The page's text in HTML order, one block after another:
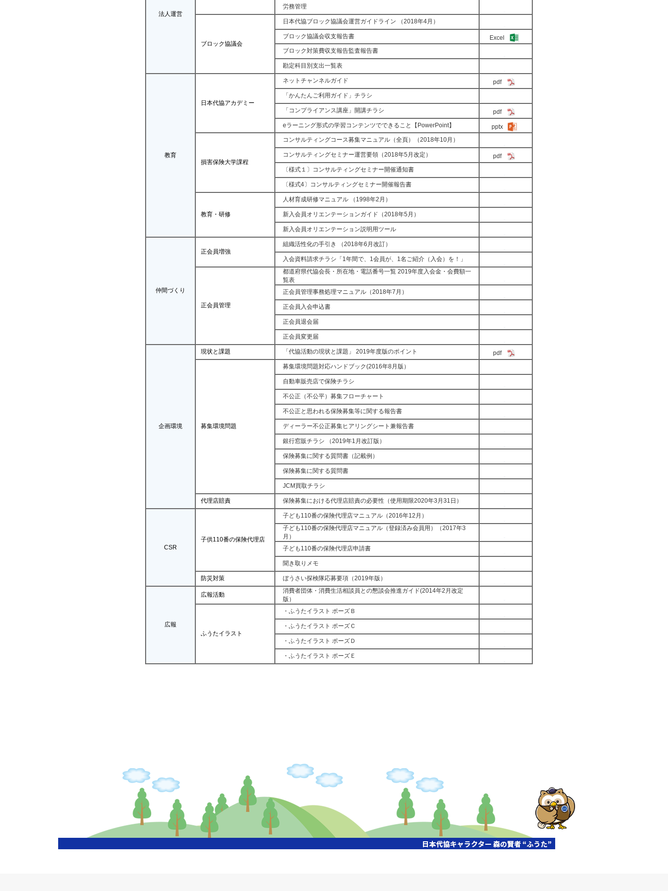
法人運営
労務管理
ブロック協議会
日本代協ブロック協議会運営ガイドライン （2018年4月）
ブロック協議会収支報告書
Excel
ブロック対策費収支報告監査報告書
勘定科目別支出一覧表
教育
日本代協アカデミー
ネットチャンネルガイド
pdf
「かんたんご利用ガイド」チラシ
「コンプライアンス講座」開講チラシ
pdf
eラーニング形式の学習コンテンツでできること【PowerPoint】
pptx
損害保険大学課程
コンサルティングコース募集マニュアル（全頁）（2018年10月）
コンサルティングセミナー運営要領（2018年5月改定）
pdf
〔様式１〕コンサルティングセミナー開催通知書
〔様式4〕コンサルティングセミナー開催報告書
教育・研修
人材育成研修マニュアル （1998年2月）
新入会員オリエンテーションガイド（2018年5月）
新入会員オリエンテーション説明用ツール
仲間づくり
正会員増強
組織活性化の手引き （2018年6月改訂）
入会資料請求チラシ「1年間で、1会員が、1名ご紹介（入会）を！」
正会員管理
都道府県代協会長・所在地・電話番号一覧 2019年度入会金・会費額一
覧表
正会員管理事務処理マニュアル（2018年7月）
正会員入会申込書
正会員退会届
正会員変更届
企画環境
現状と課題 「代協活動の現状と課題」 2019年度版のポイント pdf
募集環境問題
募集環境問題対応ハンドブック(2016年8月版）
自動車販売店で保険チラシ
不公正（不公平）募集フローチャート
不公正と思われる保険募集等に関する報告書
ディーラー不公正募集ヒアリングシート兼報告書
銀行窓販チラシ （2019年1月改訂版）
保険募集に関する質問書（記載例）
保険募集に関する質問書
JCM買取チラシ
代理店賠責 保険募集における代理店賠責の必要性（使用期限2020年3月31日）
CSR
子供110番の保険代理店
子ども110番の保険代理店マニュアル（2016年12月）
子ども110番の保険代理店マニュアル（登録済み会員用）（2017年3
月）
子ども110番の保険代理店申請書
聞き取りメモ
防災対策 ぼうさい探検隊応募要項（2019年版）
広報
広報活動
消費者団体・消費生活相談員との懇談会推進ガイド(2014年2月改定
版）
ふうたイラスト
・ふうたイラスト ポーズＢ
・ふうたイラスト ポーズＣ
・ふうたイラスト ポーズＤ
・ふうたイラスト ポーズＥ